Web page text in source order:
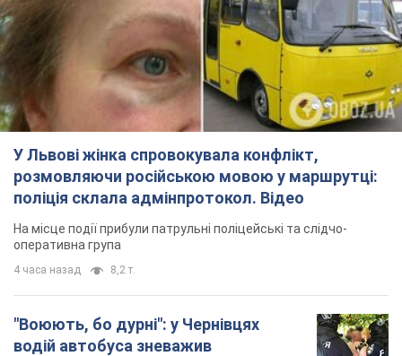
У Львові жінка спровокувала конфлікт,
розмовляючи російською мовою у маршрутці:
поліція склала адмінпротокол. Відео
На місце події прибули патрульні поліцейські та слідчо-
оперативна група
4 часа назад 8,2 т.
"Воюють, бо дурні": у Чернівцях
водій автобуса зневажив